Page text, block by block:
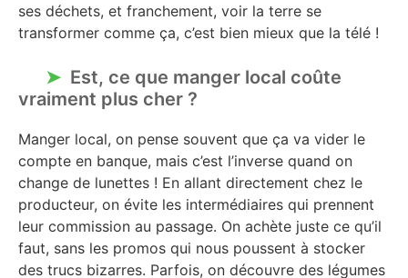
ses déchets, et franchement, voir la terre se
transformer comme ça, c’est bien mieux que la télé !
Est, ce que manger local coûte
vraiment plus cher ?
Manger local, on pense souvent que ça va vider le
compte en banque, mais c’est l’inverse quand on
change de lunettes ! En allant directement chez le
producteur, on évite les intermédiaires qui prennent
leur commission au passage. On achète juste ce qu’il
faut, sans les promos qui nous poussent à stocker
des trucs bizarres. Parfois, on découvre des légumes